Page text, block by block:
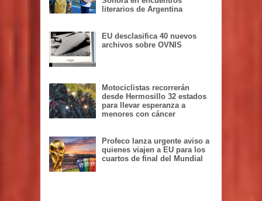
literarios de Argentina
EU desclasifica 40 nuevos
archivos sobre OVNIS
Motociclistas recorrerán
desde Hermosillo 32 estados
para llevar esperanza a
menores con cáncer
Profeco lanza urgente aviso a
quienes viajen a EU para los
cuartos de final del Mundial